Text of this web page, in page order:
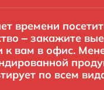
времени
– закажите
к вам в офис.
по всем